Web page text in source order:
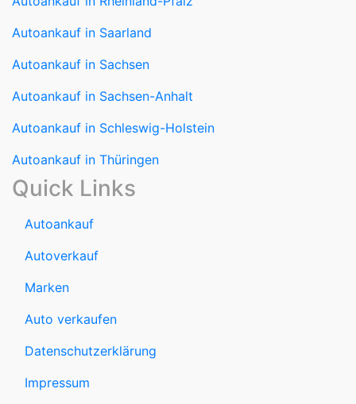
Autoankauf in Thüringen
Quick Links